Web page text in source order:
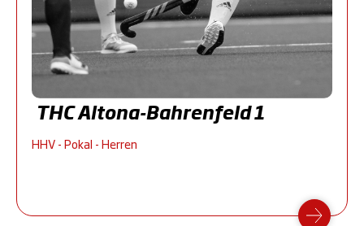
THC Altona-Bahrenfeld 1
HHV - Pokal - Herren